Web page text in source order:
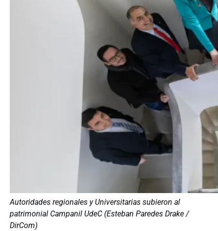
Autoridades regionales y Universitarias subieron al
patrimonial Campanil UdeC (Esteban Paredes Drake /
DirCom)